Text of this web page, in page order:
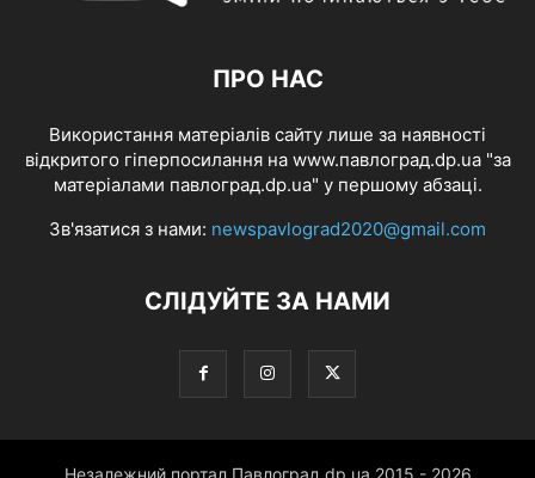
ПРО НАС
Використання матеріалів сайту лише за наявності
відкритого гіперпосилання на www.павлоград.dp.ua "за
матеріалами павлоград.dp.ua" у першому абзаці.
Зв'язатися з нами: newspavlograd2020@gmail.com
СЛІДУЙТЕ ЗА НАМИ